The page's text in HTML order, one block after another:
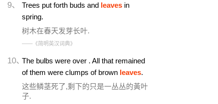
9、 Trees put forth buds and leaves in
spring.
树木在春天发芽长叶.
——《简明英汉词典》
10、The bulbs were over . All that remained
of them were clumps of brown leaves.
这些鳞茎死了,剩下的只是一丛丛的黃叶
子.